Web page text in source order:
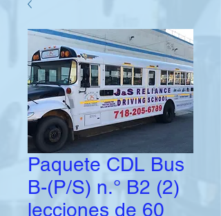
Paquete CDL Bus
B-(P/S) n.° B2 (2)
lecciones de 60